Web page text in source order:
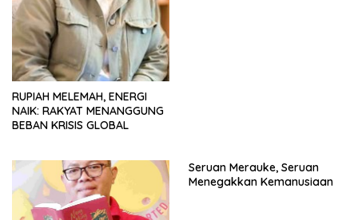
RUPIAH MELEMAH, ENERGI
NAIK: RAKYAT MENANGGUNG
BEBAN KRISIS GLOBAL
Seruan Merauke, Seruan
Menegakkan Kemanusiaan